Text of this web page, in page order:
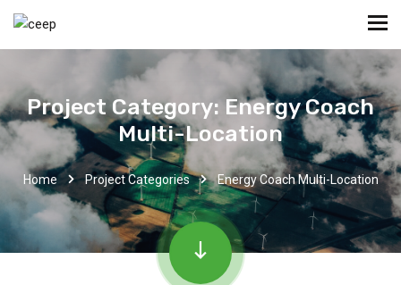
Project Category: Energy Coach
Multi-Location
Home Project Categories Energy Coach Multi-Location